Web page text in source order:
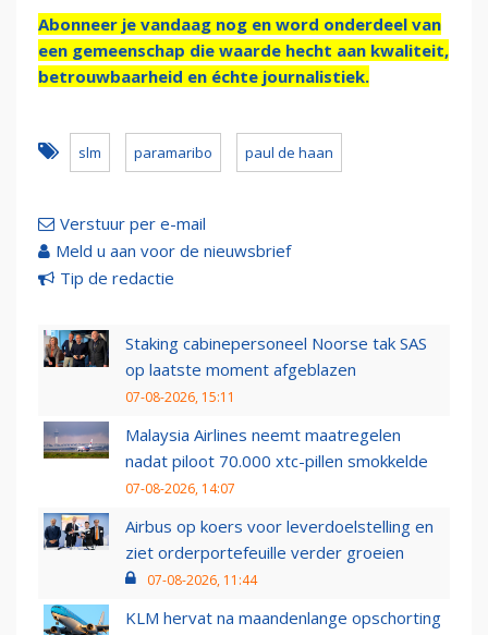
Abonneer je vandaag nog en word onderdeel van
een gemeenschap die waarde hecht aan kwaliteit,
betrouwbaarheid en échte journalistiek.
slm paramaribo paul de haan
Verstuur per e-mail
Meld u aan voor de nieuwsbrief
Tip de redactie
Staking cabinepersoneel Noorse tak SAS
op laatste moment afgeblazen
07-08-2026, 15:11
Malaysia Airlines neemt maatregelen
nadat piloot 70.000 xtc-pillen smokkelde
07-08-2026, 14:07
Airbus op koers voor leverdoelstelling en
ziet orderportefeuille verder groeien
07-08-2026, 11:44
KLM hervat na maandenlange opschorting